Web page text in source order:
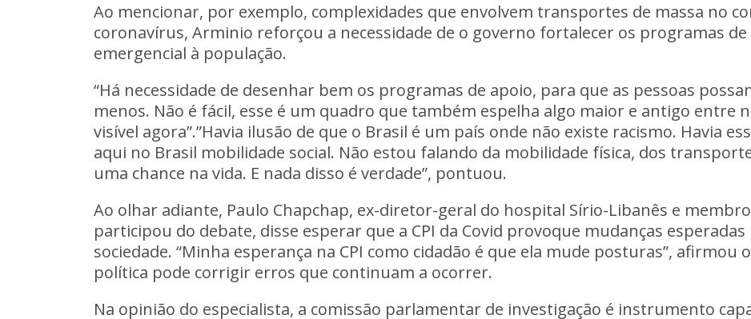
Ao mencionar, por exemplo, complexidades que envolvem transportes de massa no
coronavírus, Arminio reforçou a necessidade de o governo fortalecer os programas
emergencial à população.
“Há necessidade de desenhar bem os programas de apoio, para que as pessoas
menos. Não é fácil, esse é um quadro que também espelha algo maior e antigo entre
visível agora”.”Havia ilusão de que o Brasil é um país onde não existe racismo. Havia
aqui no Brasil mobilidade social. Não estou falando da mobilidade física, dos
uma chance na vida. E nada disso é verdade”, pontuou.
Ao olhar adiante, Paulo Chapchap, ex-diretor-geral do hospital Sírio-Libanês e
participou do debate, disse esperar que a CPI da Covid provoque mudanças
sociedade. “Minha esperança na CPI como cidadão é que ela mude posturas”, afirmou
política pode corrigir erros que continuam a ocorrer.
Na opinião do especialista, a comissão parlamentar de investigação é instrumento